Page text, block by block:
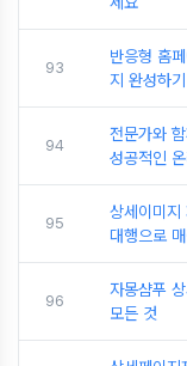
93
반응형 홈
지 완성하기
94
전문가와
성공적인
95
상세이미
대행으로
96
자몽샴푸
모든 것